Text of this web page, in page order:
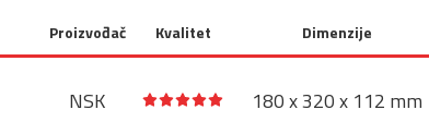
Proizvođač Kvalitet Dimenzije
NSK 180 x 320 x 112 mm